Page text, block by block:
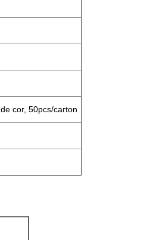
cor, 50pcs/carton